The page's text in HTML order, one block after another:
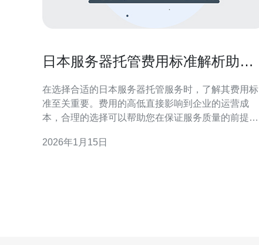
日本服务器托管费用标准解析助您
在选择合适的日本服务器托管服务时，了解其费用标
准至关重要。费用的高低直接影响到企业的运营成
本，合理的选择可以帮助您在保证服务质量的前提下
用结构，并推荐德讯电讯作为优质的服务提供商。 1.
2026年1月15日